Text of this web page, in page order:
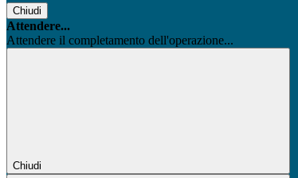
Chiudi
Attendere...
Attendere il completamento dell'operazione...
Chiudi